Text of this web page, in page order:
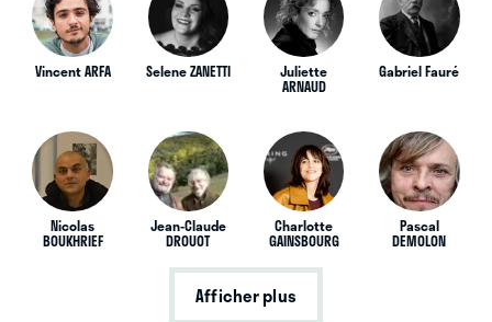
Vincent ARFA Selene ZANETTI Juliette
ARNAUD
Gabriel Fauré
Nicolas
BOUKHRIEF
Jean-Claude
DROUOT
Charlotte
GAINSBOURG
Pascal
DEMOLON
Afficher plus